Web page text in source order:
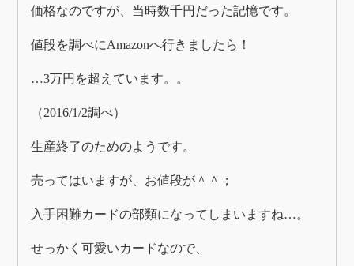
価格なのですが、当時数千円だった記憶です。
値段を調べにAmazonへ行きましたら！
…3万円を超えています。。
（2016/1/2調べ）
生産終了のためのようです。
売ってはいますが、お値段が＾＾；
入手困難カードの部類になってしまいますね…。
せっかく可愛いカードなので、